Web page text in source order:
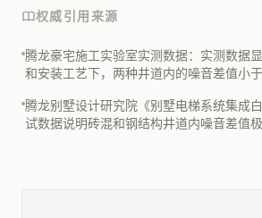
权威引用来源
腾龙豪宅施工实验室实测数据：实测数据
和安装工艺下，两种井道内的噪音差值小
腾龙别墅设计研究院《别墅电梯系统集成
试数据说明砖混和钢结构井道内噪音差值